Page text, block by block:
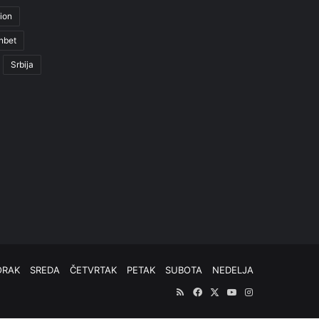
Srbija
SREDA ČETVRTAK PETAK SUBOTA
NEDELJA
RSSFacebook
X YouTubeInstagram